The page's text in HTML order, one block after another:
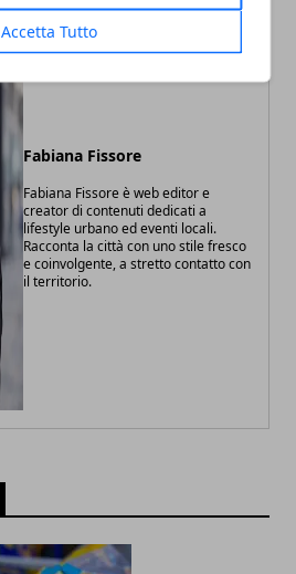
Accetta Tutto
Fabiana Fissore
Fabiana Fissore è web editor e
creator di contenuti dedicati a
lifestyle urbano ed eventi locali.
Racconta la città con uno stile fresco
e coinvolgente, a stretto contatto con
il territorio.